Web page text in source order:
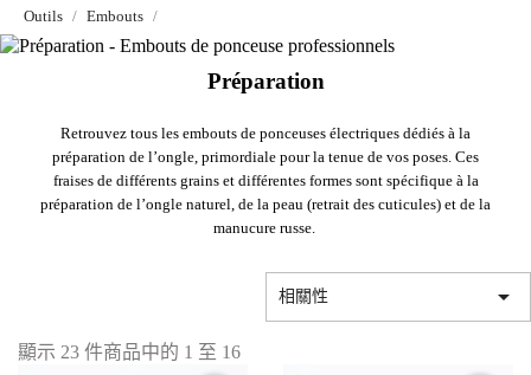
Outils Embouts
Préparation
Retrouvez tous les embouts de ponceuses électriques dédiés à la
préparation de l’ongle, primordiale pour la tenue de vos poses. Ces
fraises de différents grains et différentes formes sont spécifique à la
préparation de l’ongle naturel, de la peau (retrait des cuticules) et de la
manucure russe.
相關性 
顯示 23 件商品中的 1 至 16